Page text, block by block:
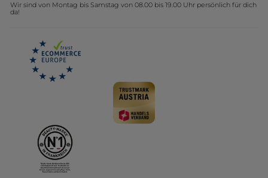
Kollektion Monoi Yves Rocher
Affiliate Programm
Wir sind von Montag bis Samstag von 08.00 bis 19.00 Uhr persönlich für dich
da!